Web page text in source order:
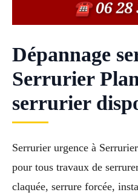
Dépannage
Serrurier
serrurier
Serrurier urgence à
pour tous travaux de
claquée, serrure forcée,